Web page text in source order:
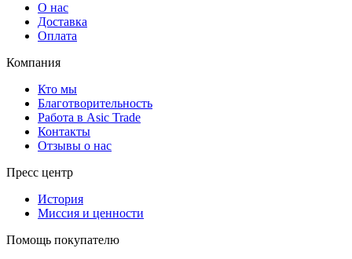
О нас
Доставка
Оплата
Компания
Кто мы
Благотворительность
Работа в Asic Trade
Контакты
Отзывы о нас
Пресс центр
История
Миссия и ценности
Помощь покупателю